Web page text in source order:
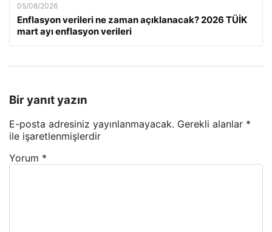
05/08/2026
Enflasyon verileri ne zaman açıklanacak? 2026 TÜİK
mart ayı enflasyon verileri
Bir yanıt yazın
E-posta adresiniz yayınlanmayacak. Gerekli alanlar *
ile işaretlenmişlerdir
Yorum *